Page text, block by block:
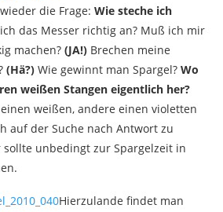
die Frage: Wie steche ich
das Messer richtig an? Muß ich mir
machen? (JA!) Brechen meine
(Hä?) Wie gewinnt man Spargel? Wo
weißen Stangen eigentlich her?
weißen, andere einen violetten
auf der Suche nach Antwort zu
sollte unbedingt zur Spargelzeit in
Hierzulande findet man